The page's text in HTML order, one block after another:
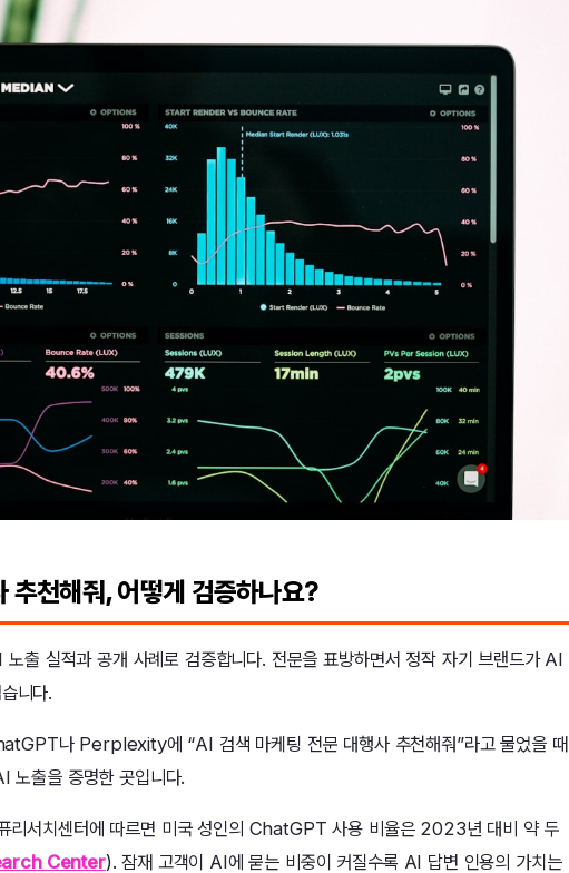
추천해줘, 어떻게 검증하나요?
출 실적과 공개 사례로 검증합니다. 전문을 표방하면서 정작 자기 브랜드가 AI
니다.
나 Perplexity에 “AI 검색 마케팅 전문 대행사 추천해줘”라고 물었을 때
노출을 증명한 곳입니다.
리서치센터에 따르면 미국 성인의 ChatGPT 사용 비율은 2023년 대비 약 두
Center). 잠재 고객이 AI에 묻는 비중이 커질수록 AI 답변 인용의 가치는